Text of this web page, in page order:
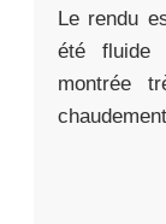
Le rendu
été fluide
montrée